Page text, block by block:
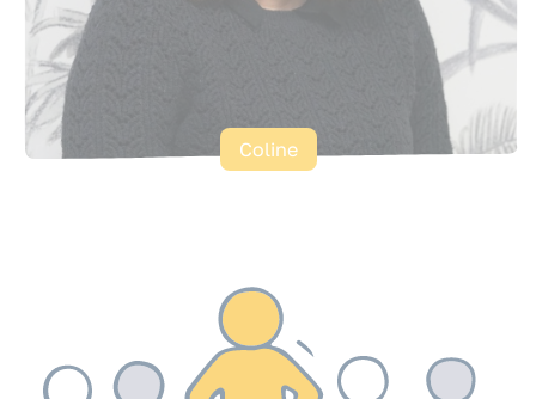
Coline